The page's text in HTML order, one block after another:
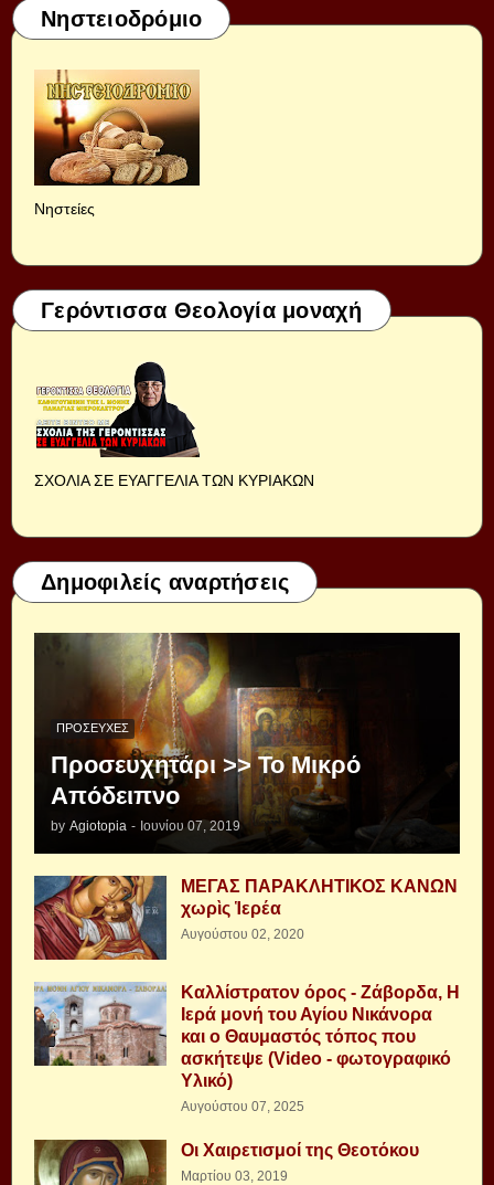
Νηστειοδρόμιο
Νηστείες
Γερόντισσα Θεολογία μοναχή
ΣΧΟΛΙΑ ΣΕ ΕΥΑΓΓΕΛΙΑ ΤΩΝ ΚΥΡΙΑΚΩΝ
Δημοφιλείς αναρτήσεις
ΠΡΟΣΕΥΧΈΣ
Προσευχητάρι >> Το Μικρό
Απόδειπνο
by Agiotopia - Ιουνίου 07, 2019
ΜΕΓΑΣ ΠΑΡΑΚΛΗΤΙΚΟΣ ΚΑΝΩΝ
χωρὶς Ἱερέα
Αυγούστου 02, 2020
Καλλίστρατον όρος - Ζάβορδα, Η
Ιερά μονή του Αγίου Νικάνορα
και ο Θαυμαστός τόπος που
ασκήτεψε (Video - φωτογραφικό
Υλικό)
Αυγούστου 07, 2025
Οι Χαιρετισμοί της Θεοτόκου
Μαρτίου 03, 2019